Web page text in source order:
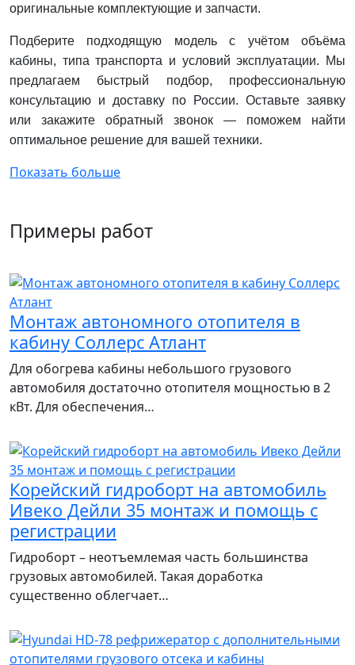
оригинальные комплектующие и запчасти.
Подберите подходящую модель с учётом объёма
кабины, типа транспорта и условий эксплуатации. Мы
предлагаем быстрый подбор, профессиональную
консультацию и доставку по России. Оставьте заявку
или закажите обратный звонок — поможем найти
оптимальное решение для вашей техники.
Показать больше
Примеры работ
Монтаж автономного отопителя в
кабину Соллерс Атлант
Для обогрева кабины небольшого грузового
автомобиля достаточно отопителя мощностью в 2
кВт. Для обеспечения…
Корейский гидроборт на автомобиль
Ивеко Дейли 35 монтаж и помощь с
регистрации
Гидроборт – неотъемлемая часть большинства
грузовых автомобилей. Такая доработка
существенно облегчает…